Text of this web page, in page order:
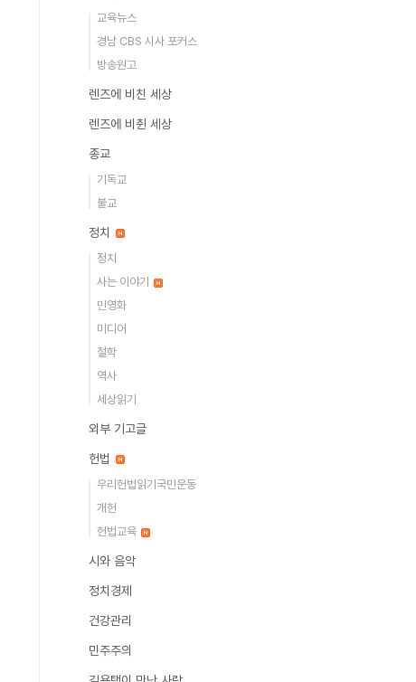
교육뉴스
경남 CBS 시사 포커스
방송원고
렌즈에 비친 세상
렌즈에 비췬 세상
종교
기독교
불교
정치
정치
사는 이야기
민영화
미디어
철학
역사
세상읽기
외부 기고글
헌법
우리헌법읽기국민운동
개헌
헌법교육
시와 음악
정치경제
건강관리
민주주의